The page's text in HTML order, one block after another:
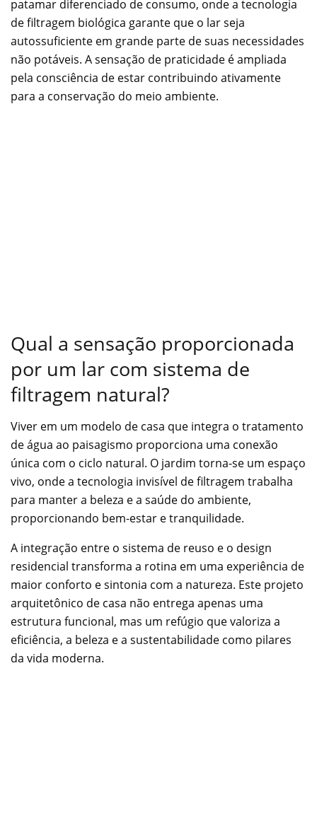
patamar diferenciado de consumo, onde a tecnologia
de filtragem biológica garante que o lar seja
autossuficiente em grande parte de suas necessidades
não potáveis. A sensação de praticidade é ampliada
pela consciência de estar contribuindo ativamente
para a conservação do meio ambiente.
Qual a sensação proporcionada
por um lar com sistema de
filtragem natural?
Viver em um modelo de casa que integra o tratamento
de água ao paisagismo proporciona uma conexão
única com o ciclo natural. O jardim torna-se um espaço
vivo, onde a tecnologia invisível de filtragem trabalha
para manter a beleza e a saúde do ambiente,
proporcionando bem-estar e tranquilidade.
A integração entre o sistema de reuso e o design
residencial transforma a rotina em uma experiência de
maior conforto e sintonia com a natureza. Este projeto
arquitetônico de casa não entrega apenas uma
estrutura funcional, mas um refúgio que valoriza a
eficiência, a beleza e a sustentabilidade como pilares
da vida moderna.